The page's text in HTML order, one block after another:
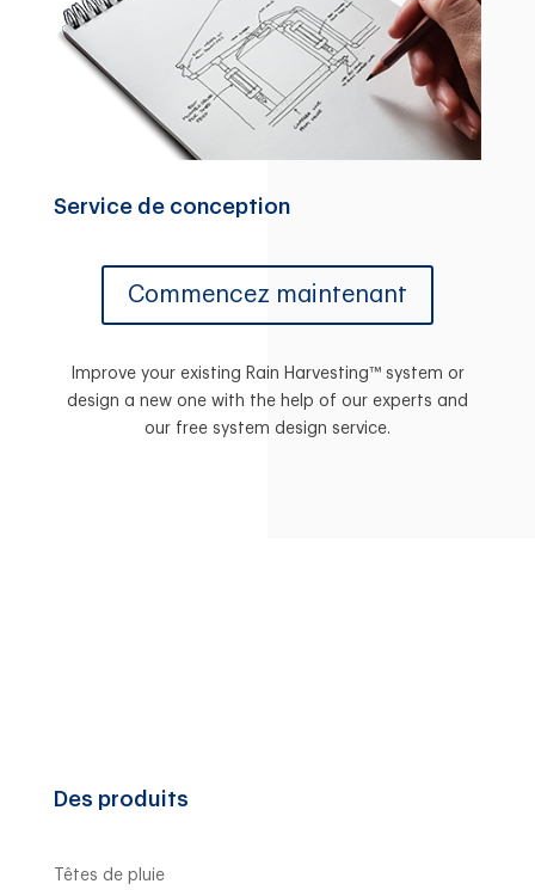
Service de conception
Commencez maintenant
Improve your existing Rain Harvesting™ system or
design a new one with the help of our experts and
our free system design service.
Des produits
Têtes de pluie